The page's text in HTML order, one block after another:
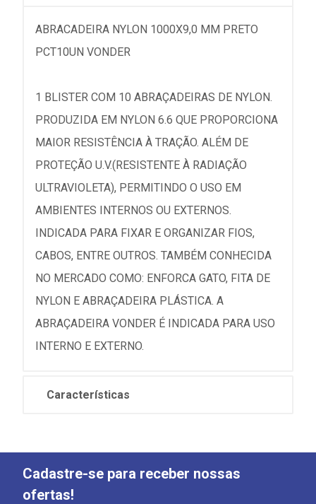
ABRACADEIRA NYLON 1000X9,0 MM PRETO
PCT10UN VONDER
1 BLISTER COM 10 ABRAÇADEIRAS DE NYLON.
PRODUZIDA EM NYLON 6.6 QUE PROPORCIONA
MAIOR RESISTÊNCIA À TRAÇÃO. ALÉM DE
PROTEÇÃO U.V.(RESISTENTE À RADIAÇÃO
ULTRAVIOLETA), PERMITINDO O USO EM
AMBIENTES INTERNOS OU EXTERNOS.
INDICADA PARA FIXAR E ORGANIZAR FIOS,
CABOS, ENTRE OUTROS. TAMBÉM CONHECIDA
NO MERCADO COMO: ENFORCA GATO, FITA DE
NYLON E ABRAÇADEIRA PLÁSTICA. A
ABRAÇADEIRA VONDER É INDICADA PARA USO
INTERNO E EXTERNO.
Características
Cadastre-se para receber nossas
ofertas!